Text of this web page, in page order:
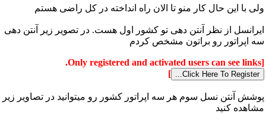
ولی با این حال کار منو تا الان راه انداخته در کل راضی هستم
ایرانسل از نظر آنتن دهی تو کشور اول هست. در تصویر زیر آنتن دهی
سه اپراتور رو براتون مشخص کردم
[Only registered and activated users can see links.
]
پوشش آنتن نسل سوم هر سه اپراتور کشور رو میتوانید در تصاویر زیر
مشاهده کنید